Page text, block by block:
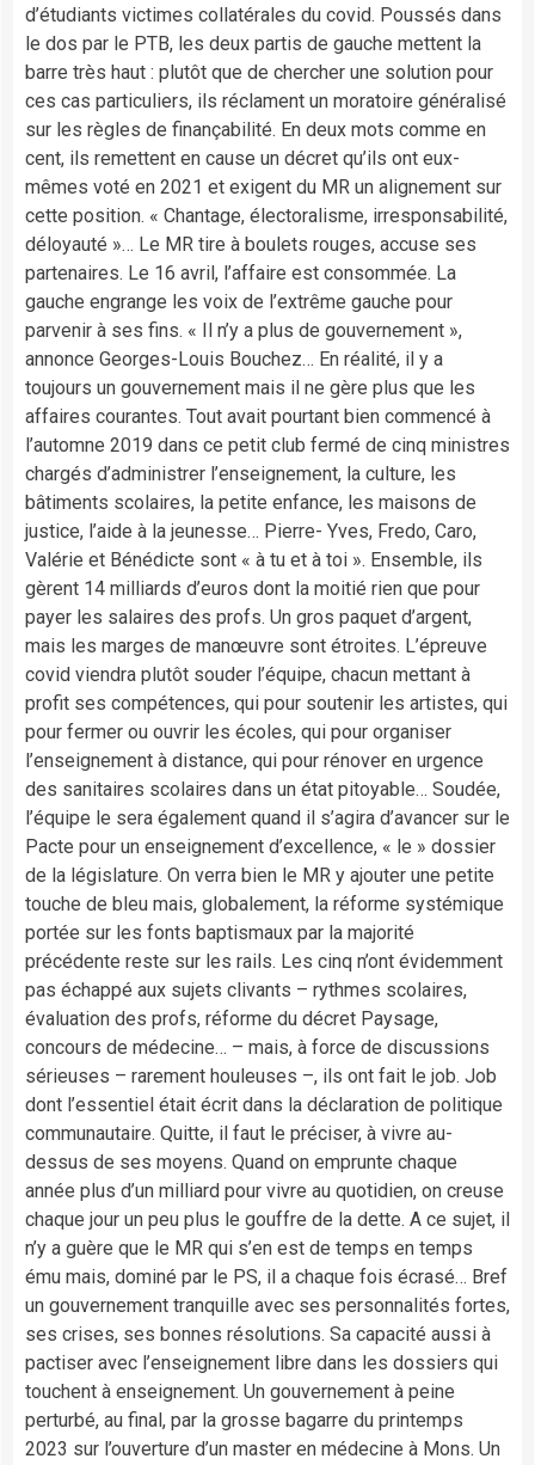
d’étudiants victimes collatérales du covid. Poussés dans
le dos par le PTB, les deux partis de gauche mettent la
barre très haut : plutôt que de chercher une solution pour
ces cas particuliers, ils réclament un moratoire généralisé
sur les règles de finançabilité. En deux mots comme en
cent, ils remettent en cause un décret qu’ils ont eux-
mêmes voté en 2021 et exigent du MR un alignement sur
cette position. « Chantage, électoralisme, irresponsabilité,
déloyauté »… Le MR tire à boulets rouges, accuse ses
partenaires. Le 16 avril, l’affaire est consommée. La
gauche engrange les voix de l’extrême gauche pour
parvenir à ses fins. « Il n’y a plus de gouvernement »,
annonce Georges-Louis Bouchez… En réalité, il y a
toujours un gouvernement mais il ne gère plus que les
affaires courantes. Tout avait pourtant bien commencé à
l’automne 2019 dans ce petit club fermé de cinq ministres
chargés d’administrer l’enseignement, la culture, les
bâtiments scolaires, la petite enfance, les maisons de
justice, l’aide à la jeunesse… Pierre- Yves, Fredo, Caro,
Valérie et Bénédicte sont « à tu et à toi ». Ensemble, ils
gèrent 14 milliards d’euros dont la moitié rien que pour
payer les salaires des profs. Un gros paquet d’argent,
mais les marges de manœuvre sont étroites. L’épreuve
covid viendra plutôt souder l’équipe, chacun mettant à
profit ses compétences, qui pour soutenir les artistes, qui
pour fermer ou ouvrir les écoles, qui pour organiser
l’enseignement à distance, qui pour rénover en urgence
des sanitaires scolaires dans un état pitoyable… Soudée,
l’équipe le sera également quand il s’agira d’avancer sur le
Pacte pour un enseignement d’excellence, « le » dossier
de la législature. On verra bien le MR y ajouter une petite
touche de bleu mais, globalement, la réforme systémique
portée sur les fonts baptismaux par la majorité
précédente reste sur les rails. Les cinq n’ont évidemment
pas échappé aux sujets clivants – rythmes scolaires,
évaluation des profs, réforme du décret Paysage,
concours de médecine… – mais, à force de discussions
sérieuses – rarement houleuses –, ils ont fait le job. Job
dont l’essentiel était écrit dans la déclaration de politique
communautaire. Quitte, il faut le préciser, à vivre au-
dessus de ses moyens. Quand on emprunte chaque
année plus d’un milliard pour vivre au quotidien, on creuse
chaque jour un peu plus le gouffre de la dette. A ce sujet, il
n’y a guère que le MR qui s’en est de temps en temps
ému mais, dominé par le PS, il a chaque fois écrasé… Bref
un gouvernement tranquille avec ses personnalités fortes,
ses crises, ses bonnes résolutions. Sa capacité aussi à
pactiser avec l’enseignement libre dans les dossiers qui
touchent à enseignement. Un gouvernement à peine
perturbé, au final, par la grosse bagarre du printemps
2023 sur l’ouverture d’un master en médecine à Mons. Un